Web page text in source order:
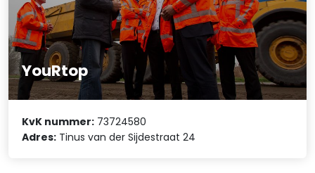
YouRtop
KvK nummer: 73724580
Adres: Tinus van der Sijdestraat 24